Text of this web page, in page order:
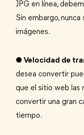
JPG en línea,
Sin embargo, nunca
imágenes.
● Velocidad de
desea convertir
que el sitio web las
convertir una gran
tiempo.